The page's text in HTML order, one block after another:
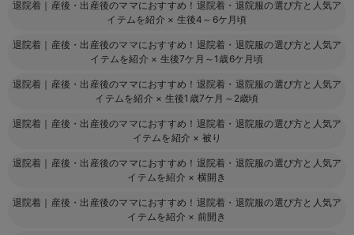
退院着｜産後・出産後のママにおすすめ！退院着・退院服の選び方と人気ア
イテムを紹介 × 生後4～6ケ月頃
退院着｜産後・出産後のママにおすすめ！退院着・退院服の選び方と人気ア
イテムを紹介 × 生後7ケ月～1歳6ケ月頃
退院着｜産後・出産後のママにおすすめ！退院着・退院服の選び方と人気ア
イテムを紹介 × 生後1歳7ケ月～2歳頃
退院着｜産後・出産後のママにおすすめ！退院着・退院服の選び方と人気ア
イテムを紹介 × 被り
退院着｜産後・出産後のママにおすすめ！退院着・退院服の選び方と人気ア
イテムを紹介 × 横開き
退院着｜産後・出産後のママにおすすめ！退院着・退院服の選び方と人気ア
イテムを紹介 × 前開き